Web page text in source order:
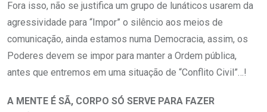
Fora isso, não se justifica um grupo de lunáticos usarem da
agressividade para “Impor” o silêncio aos meios de
comunicação, ainda estamos numa Democracia, assim, os
Poderes devem se impor para manter a Ordem pública,
antes que entremos em uma situação de “Conflito Civil”…!
A MENTE É SÃ, CORPO SÓ SERVE PARA FAZER